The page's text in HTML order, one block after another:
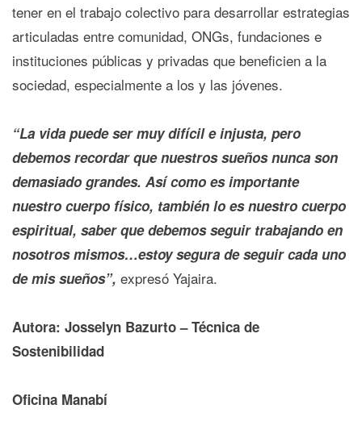
tener en el trabajo colectivo para desarrollar estrategias
articuladas entre comunidad, ONGs, fundaciones e
instituciones públicas y privadas que beneficien a la
sociedad, especialmente a los y las jóvenes.
“La vida puede ser muy difícil e injusta, pero
debemos recordar que nuestros sueños nunca son
demasiado grandes. Así como es importante
nuestro cuerpo físico, también lo es nuestro cuerpo
espiritual, saber que debemos seguir trabajando en
nosotros mismos…estoy segura de seguir cada uno
de mis sueños”, expresó Yajaira.
Autora: Josselyn Bazurto – Técnica de
Sostenibilidad
Oficina Manabí